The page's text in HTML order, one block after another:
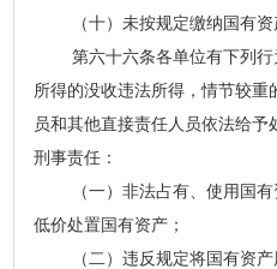
（十）未按规定缴纳国有资
第六十六条各单位有下列
所得的没收违法所得，情节较重
员和其他直接责任人员依法给
刑事责任：
（一）非法占有、使用国
低价处置国有资产；
（二）违反规定将国有资